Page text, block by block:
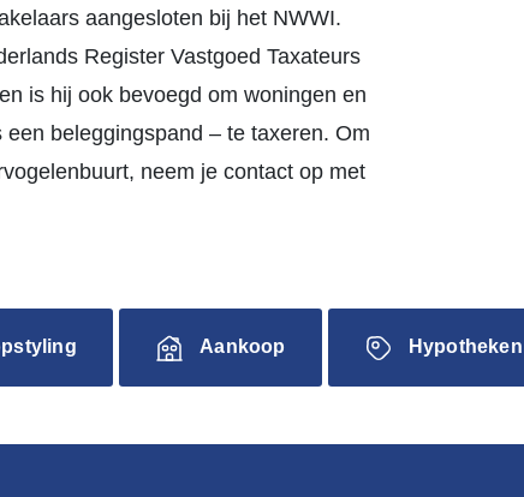
aangesloten bij het NWWI.
Register Vastgoed Taxateurs
is hij ook bevoegd om woningen en
beleggingspand – te taxeren. Om
neem je contact op met
Aankoop Hypotheken